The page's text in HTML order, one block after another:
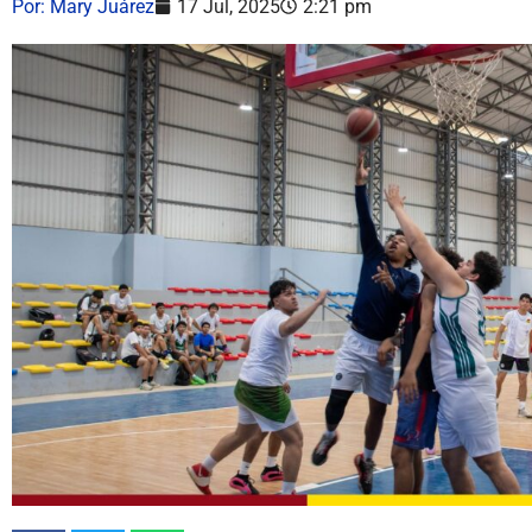
Por: Mary Juárez 17 Jul, 2025 2:21 pm